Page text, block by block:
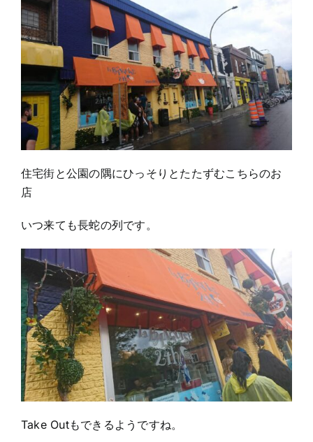
住宅街と公園の隅にひっそりとたたずむこちらのお
店
いつ来ても長蛇の列です。
Take Outもできるようですね。